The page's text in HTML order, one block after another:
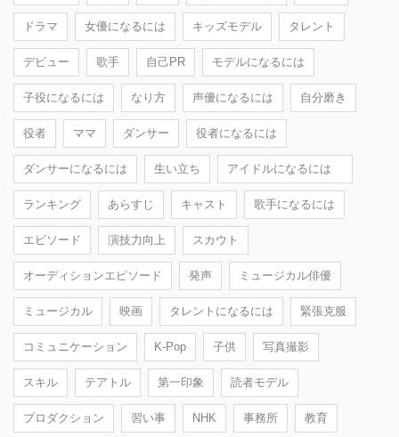
ドラマ 女優になるには キッズモデル タレント
デビュー 歌手 自己PR モデルになるには
子役になるには なり方 声優になるには 自分磨き
役者 ママ ダンサー 役者になるには
ダンサーになるには 生い立ち アイドルになるには
ランキング あらすじ キャスト 歌手になるには
エピソード 演技力向上 スカウト
オーディションエピソード 発声 ミュージカル俳優
ミュージカル 映画 タレントになるには 緊張克服
コミュニケーション K-Pop 子供 写真撮影
スキル テアトル 第一印象 読者モデル
プロダクション 習い事 NHK 事務所 教育